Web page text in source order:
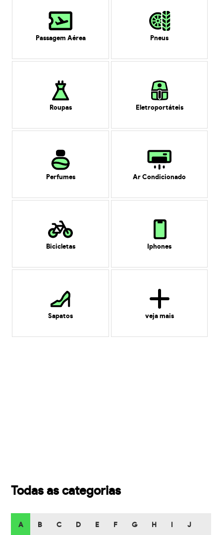
Passagem Aérea Pneus
Roupas Eletroportáteis
Perfumes Ar Condicionado
Bicicletas Iphones
Sapatos veja mais
Todas as categorias
A B C D E F G H J